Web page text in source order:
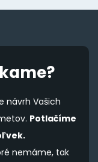
návrh Vašich
Potlačíme
nemáme, tak